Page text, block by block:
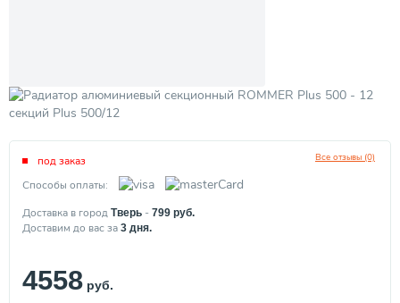
Все отзывы (0)
под заказ
Способы оплаты:
Доставка в город Тверь - 799 руб.
Доставим до вас за 3 дня.
4558 руб.